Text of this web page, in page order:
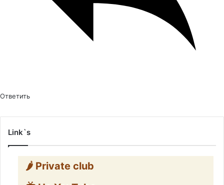
Ответить
Link`s
🌶️ Private club